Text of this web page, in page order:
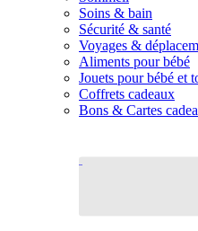
Soins & bain
Sécurité & santé
Voyages &
Aliments pour bébé
Jouets pour bébé et
Coffrets cadeaux
Bons & Cartes